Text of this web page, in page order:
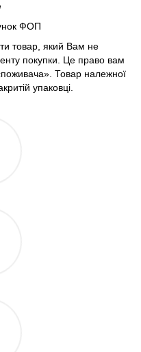
ФОП
товар, який Вам не
покупки. Це право вам
Товар належної
упаковці.